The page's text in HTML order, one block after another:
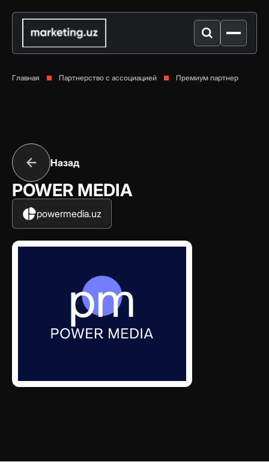
Главная Партнерство с ассоциацией Премиум партнер
Назад
POWER MEDIA
powermedia.uz